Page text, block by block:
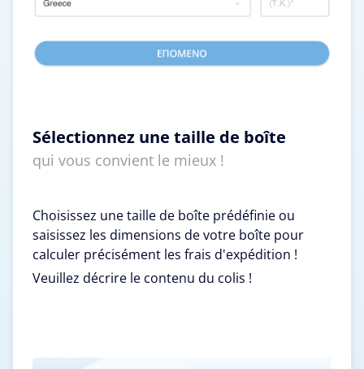
Sélectionnez une taille de boîte
qui vous convient le mieux !
Choisissez une taille de boîte prédéfinie ou
saisissez les dimensions de votre boîte pour
calculer précisément les frais d'expédition !
Veuillez décrire le contenu du colis !